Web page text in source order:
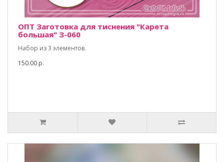
ОПТ Заготовка для тиснения "Карета
большая" З-060
Набор из 3 элементов.
150.00 р.